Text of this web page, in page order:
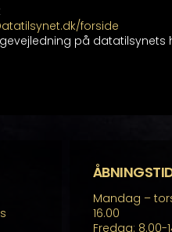
forside
på datatilsynets
Mandag –
16.00
Fredag: 8.00-